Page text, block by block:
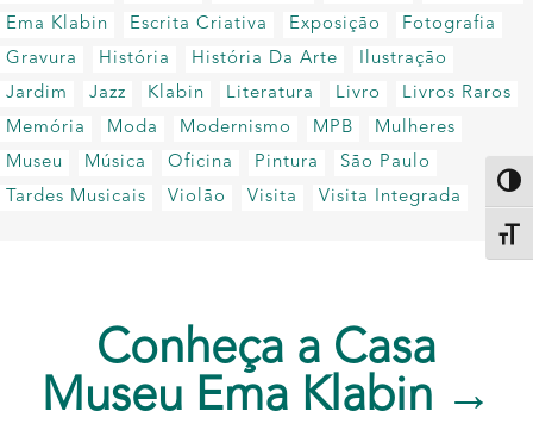
Ema Klabin
Escrita Criativa Exposição
Fotografia
Gravura
História História Da Arte
Ilustração
Jardim
Jazz Klabin Literatura Livro
Livros Raros
Memória
Moda Modernismo MPB
Mulheres
Museu
Música Oficina Pintura
São Paulo
Tardes Musicais
Violão Visita Visita Integrada
Conheça a Casa
Museu Ema Klabin →